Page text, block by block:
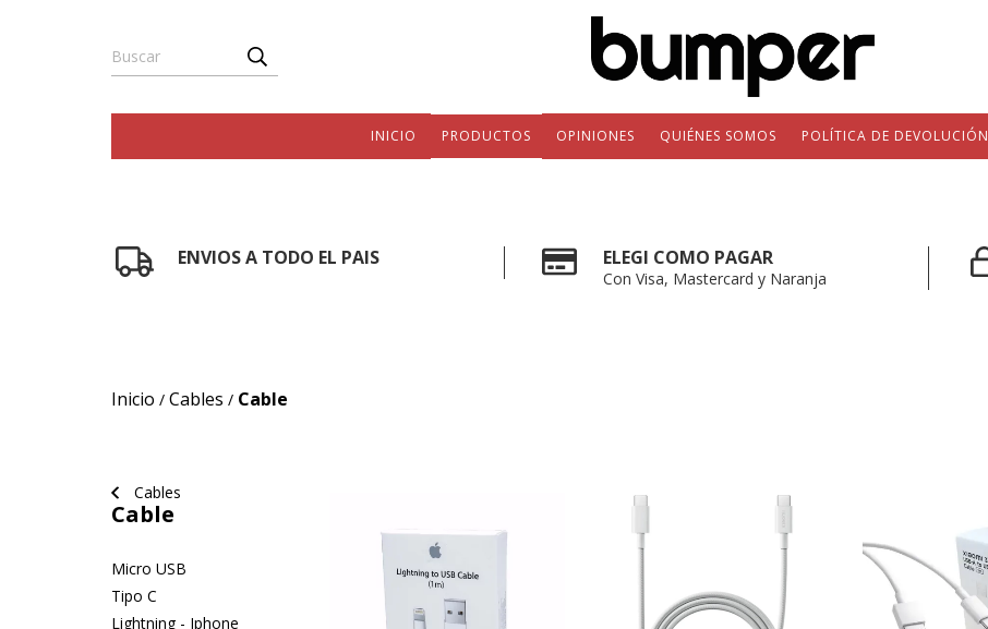
INICIO PRODUCTOS OPINIONES QUIÉNES SOMOS POLÍTICA DE DEVOLUCIÓN
ENVIOS A TODO EL PAIS ELEGI COMO PAGAR
Con Visa, Mastercard y Naranja
Inicio / Cables / Cable
Cables
Cable
Micro USB
Tipo C
Lightning - Iphone